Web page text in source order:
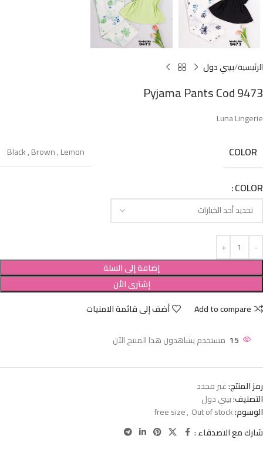
الرئيسية بيبي دول
Pyjama Pants Cod 9473
Luna Lingerie
COLOR
Black,Brown,Lemon
COLOR
إضافة إلى السلة
إشترى الأن
Add to compare
أضف إلى قائمة الامنيات
15 مستخدم يشاهدون هذا المنتج الآن
رمز المنتج:غير محدد
التصنيف:بيبي دول
الوسوم:
free size, Out of stock
شارك مع الاصدقاء :